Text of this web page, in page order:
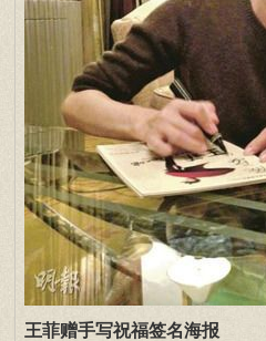
王菲赠手写祝福签名海报